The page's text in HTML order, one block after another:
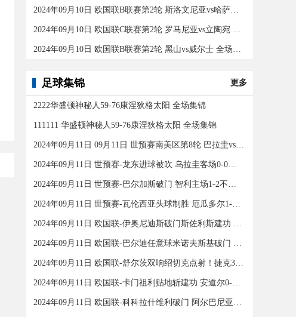
2024年09月10日 欧国联B联赛第2轮 斯洛文尼亚vs哈萨克斯坦 全场录像
2024年09月10日 欧国联C联赛第2轮 罗马尼亚vs立陶宛 全场录像
2024年09月10日 欧国联B联赛第2轮 黑山vs威尔士 全场录像
足球集锦 更多
2222华盛顿神秘人59-76康涅狄格太阳 全场集锦
111111 华盛顿神秘人59-76康涅狄格太阳 全场集锦
2024年09月11日 09月11日 世预赛南美区第8轮 巴拉圭vs巴西 进球
2024年09月11日 世预赛-龙东进球被吹 乌拉圭客场0-0闷平委内瑞拉
2024年09月11日 世预赛-巴尔加斯破门 智利主场1-2不敌玻利维亚
2024年09月11日 世预赛-瓦伦西亚头球制胜 厄瓜多尔1-0秘鲁
2024年09月11日 欧国联-伊奥尼迪斯破门斯佐利斯建功 爱尔兰0-2希腊
2024年09月11日 欧国联-巴尔迪任意球米诺夫斯基破门 十人北马其顿2-0亚美尼亚
2024年09月11日 欧国联-舒尔茨双响绍切克点射！捷克3-2险胜乌克兰
2024年09月11日 欧国联-卡门祖利贴地斩建功 安道尔0-1马耳他
2024年09月11日 欧国联-科科拉什维利破门 阿尔巴尼亚0-1格鲁吉亚